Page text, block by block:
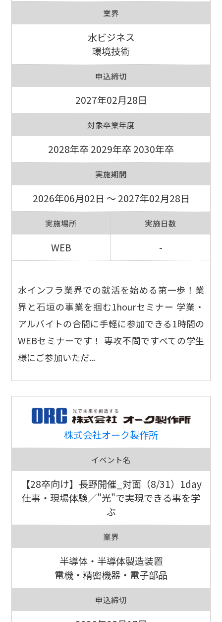
業界
水ビジネス
環境技術
申込締切
2027年02月28日
対象卒業年度
2028年卒 2029年卒 2030年卒
実施期間
2026年06月02日 ～ 2027年02月28日
実施場所
WEB
実施日数
-
水インフラ業界での就活を始める第一歩！業
界と石垣の事業を掴む1hourセミナー 学業・
アルバイトの合間に手軽に参加できる1時間の
WEBセミナーです！ 専攻不問ですべての学生
様にご参加いただ...
株式会社オーク製作所
イベント名
【28卒向け】長野開催_対面（8/31）1day
仕事・現場体験／"光"で実現できる事を学
ぶ
業界
半導体・半導体製造装置
電機・精密機器・電子部品
申込締切